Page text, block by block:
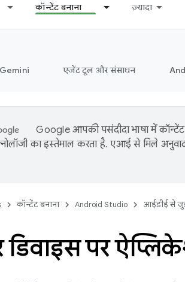
कॉन्टेंट बनाना ज़्यादा
एजेंट टूल और संसाधन
Google आपकी पसंदीदा भाषा में
का इस्तेमाल करता है. एआई से मिले
कॉन्टेंट बनाना Android Studio आईडीई से
डिवाइस पर